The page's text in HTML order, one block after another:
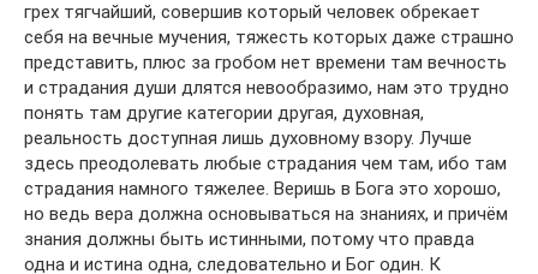
грех тягчайший, совершив который человек обрекает
себя на вечные мучения, тяжесть которых даже страшно
представить, плюс за гробом нет времени там вечность
и страдания души длятся невообразимо, нам это трудно
понять там другие категории другая, духовная,
реальность доступная лишь духовному взору. Лучше
здесь преодолевать любые страдания чем там, ибо там
страдания намного тяжелее. Веришь в Бога это хорошо,
но ведь вера должна основываться на знаниях, и причём
знания должны быть истинными, потому что правда
одна и истина одна, следовательно и Бог один. К